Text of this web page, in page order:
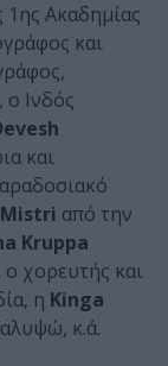
1ης Ακαδημίας
και
, ο Ινδός
και
από την
Kruppa
χορευτής και
η Kinga
κ.ά.